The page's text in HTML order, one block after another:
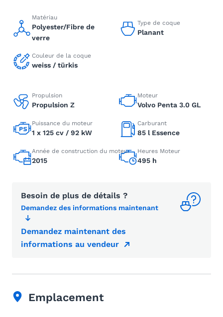
Matériau
Polyester/Fibre de
verre
Type de coque
Planant
Couleur de la coque
weiss / türkis
Propulsion
Propulsion Z
Moteur
Volvo Penta 3.0 GL
Puissance du moteur
1 x 125 cv / 92 kW
Carburant
85 l Essence
Année de construction du moteur
2015
Heures Moteur
495 h
Besoin de plus de détails ?
Demandez des informations maintenant
Demandez maintenant des
informations au vendeur
Emplacement